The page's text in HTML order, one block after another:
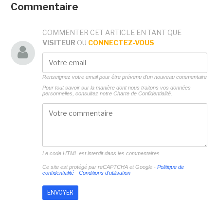
Commentaire
COMMENTER CET ARTICLE EN TANT QUE
VISITEUR OU CONNECTEZ-VOUS
Renseignez votre email pour être prévenu d'un nouveau commentaire
Pour tout savoir sur la manière dont nous traitons vos données
personnelles, consultez notre Charte de Confidentialité.
Le code HTML est interdit dans les commentaires
Ce site est protégé par reCAPTCHA et Google - Politique de
confidentialité- Conditions d'utilisation